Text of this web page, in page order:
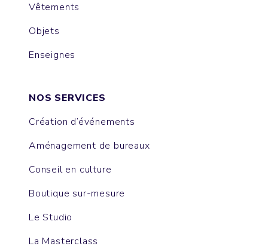
Vêtements
Objets
Enseignes
NOS SERVICES
Création d’événements
Aménagement de bureaux
Conseil en culture
Boutique sur-mesure
Le Studio
La Masterclass